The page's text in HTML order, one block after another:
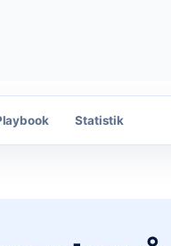
Statistik